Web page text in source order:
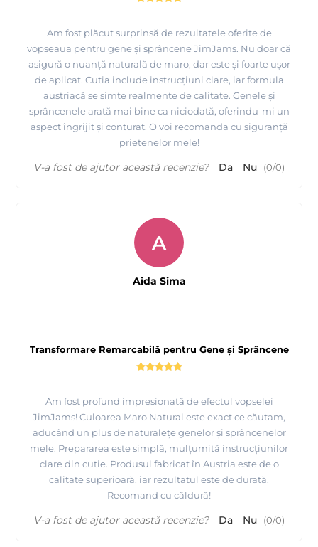
Am fost plăcut surprinsă de rezultatele oferite de
vopseaua pentru gene și sprâncene JimJams. Nu doar că
asigură o nuanță naturală de maro, dar este și foarte ușor
de aplicat. Cutia include instrucțiuni clare, iar formula
austriacă se simte realmente de calitate. Genele și
sprâncenele arată mai bine ca niciodată, oferindu-mi un
aspect îngrijit și conturat. O voi recomanda cu siguranță
prietenelor mele!
V-a fost de ajutor această recenzie? Da Nu (0/0)
Transformare Remarcabilă pentru Gene și Sprâncene
Am fost profund impresionată de efectul vopselei
JimJams! Culoarea Maro Natural este exact ce căutam,
aducând un plus de naturalețe genelor și sprâncenelor
mele. Prepararea este simplă, mulțumită instrucțiunilor
clare din cutie. Produsul fabricat în Austria este de o
calitate superioară, iar rezultatul este de durată.
Recomand cu căldură!
A
Aida Sima
V-a fost de ajutor această recenzie? Da Nu (0/0)